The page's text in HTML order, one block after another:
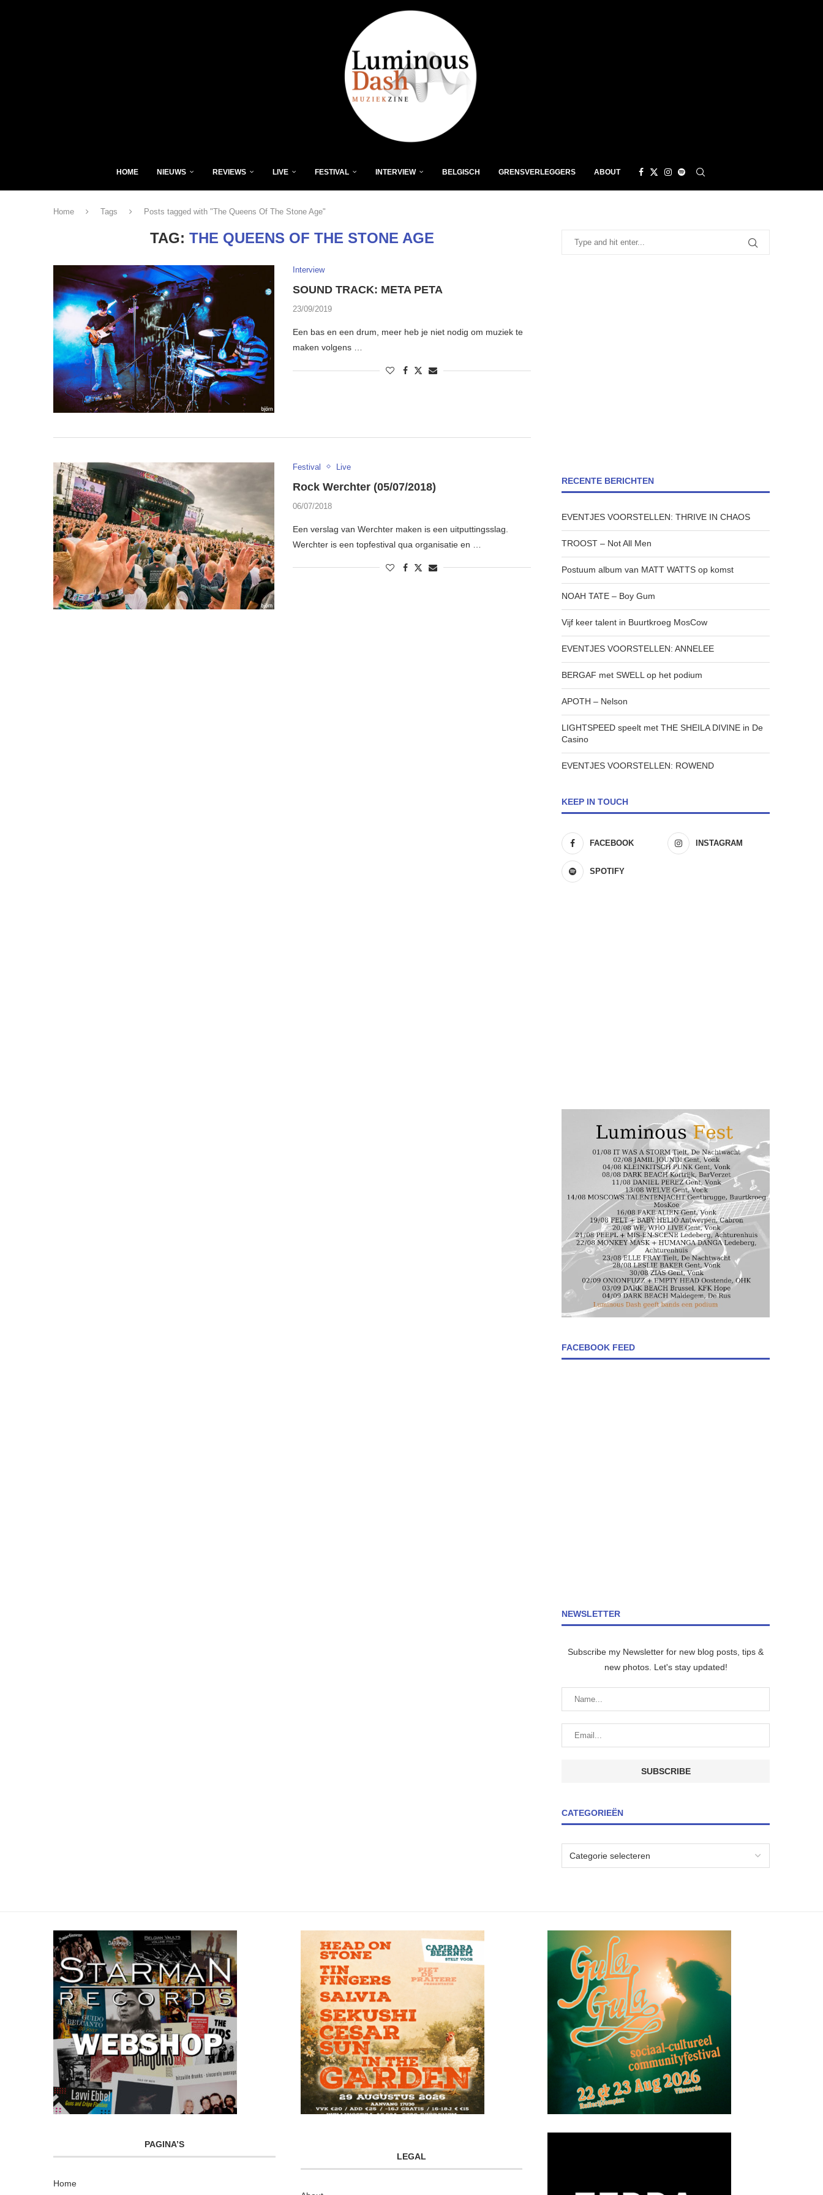
HOME NIEUWS REVIEWS LIVE FESTIVAL INTERVIEW BELGISCH GRENSVERLEGGERS ABOUT
Home Tags Posts tagged with "The Queens Of The Stone Age"
TAG: THE QUEENS OF THE STONE AGE
Interview
SOUND TRACK: META PETA
23/09/2019
Een bas en een drum, meer heb je niet nodig om muziek te
maken volgens …
Festival Live
Rock Werchter (05/07/2018)
06/07/2018
Een verslag van Werchter maken is een uitputtingsslag.
Werchter is een topfestival qua organisatie en …
RECENTE BERICHTEN
EVENTJES VOORSTELLEN: THRIVE IN CHAOS
TROOST – Not All Men
Postuum album van MATT WATTS op komst
NOAH TATE – Boy Gum
Vijf keer talent in Buurtkroeg MosCow
EVENTJES VOORSTELLEN: ANNELEE
BERGAF met SWELL op het podium
APOTH – Nelson
LIGHTSPEED speelt met THE SHEILA DIVINE in De
Casino
EVENTJES VOORSTELLEN: ROWEND
KEEP IN TOUCH
FACEBOOK INSTAGRAM
SPOTIFY
FACEBOOK FEED
NEWSLETTER
Subscribe my Newsletter for new blog posts, tips &
new photos. Let's stay updated!
CATEGORIEËN
PAGINA’S
Home
LEGAL